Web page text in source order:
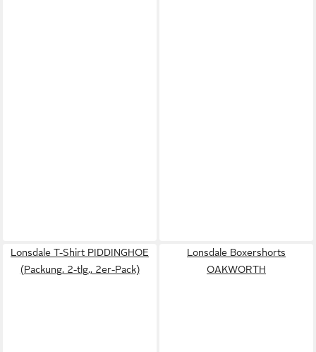
Lonsdale T-Shirt PIDDINGHOE
(Packung, 2-tlg., 2er-Pack)
Lonsdale Boxershorts
OAKWORTH